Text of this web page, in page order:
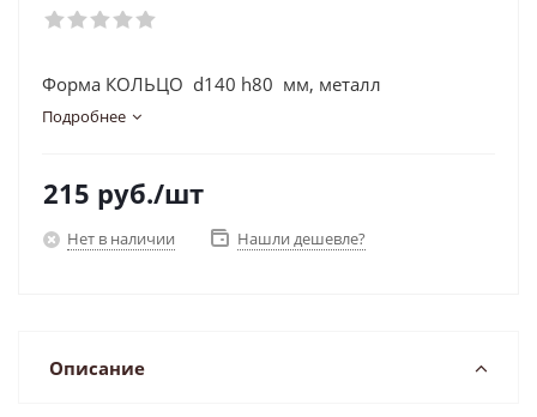
Форма КОЛЬЦО d140 h80 мм, металл
Подробнее
215 руб./шт
Нет в наличии Нашли дешевле?
Описание